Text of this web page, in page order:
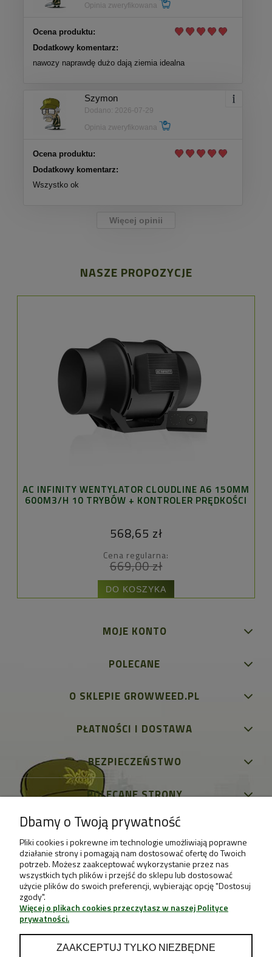
Opinia zweryfikowana
Ocena produktu:
Dodatkowy komentarz:
nawozy naprawdę dużo dają ziemia idealna
Szymon
Dodano: 2026-07-29
Opinia zweryfikowana
Ocena produktu:
Dodatkowy komentarz:
Wszystko ok
Więcej opinii
NASZE PROPOZYCJE
AC INFINITY WENTYLATOR CLOUDLINE A6 150MM
600M3/H 10 TRYBÓW + KONTROLER PRĘDKOŚCI
568,65 zł
Cena regularna:
669,00 zł
DO KOSZYKA
MOJE KONTO
POLECANE
O SKLEPIE GROWWEED.PL
PŁATNOŚCI I DOSTAWA
BEZPIECZEŃSTWO
POLECANE STRONY
Dbamy o Twoją prywatność
Pliki cookies i pokrewne im technologie umożliwiają poprawne
działanie strony i pomagają nam dostosować ofertę do Twoich
potrzeb. Możesz zaakceptować wykorzystanie przez nas
wszystkich tych plików i przejść do sklepu lub dostosować
użycie plików do swoich preferencji, wybierając opcję "Dostosuj
zgody".
Więcej o plikach cookies przeczytasz w naszej Polityce
prywatności.
ZAAKCEPTUJ TYLKO NIEZBĘDNE